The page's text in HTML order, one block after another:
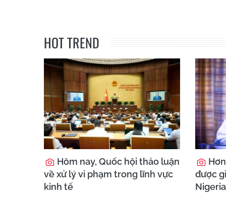
HOT TREND
Hôm nay, Quốc hội thảo luận
về xử lý vi phạm trong lĩnh vực
kinh tế
được
Nigeria